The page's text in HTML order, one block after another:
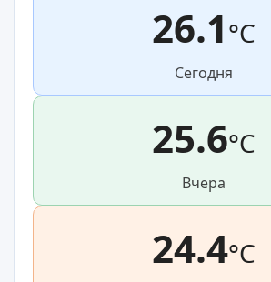
26.1°C
Сегодня
25.6°C
Вчера
24.4°C